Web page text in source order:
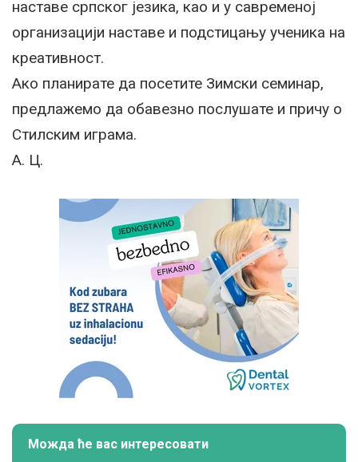
наставе српског језика, као и у савременој
организацији наставе и подстицању ученика на
креативност.
Ако планирате да посетите Зимски семинар,
предлажемо да обавезно послушате и причу о
Стилским играма.
А. Ц.
Можда ће вас интересовати